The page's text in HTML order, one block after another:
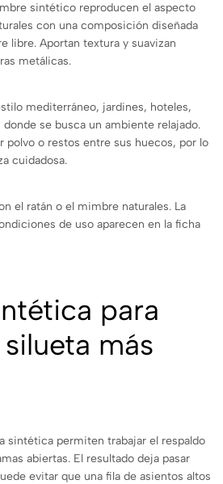
sintético reproducen el aspecto
con una composición diseñada
libre. Aportan textura y suavizan
metálicas.
mediterráneo, jardines, hoteles,
se busca un ambiente relajado.
polvo o restos entre sus huecos, por lo
cuidadosa.
el ratán o el mimbre naturales. La
de uso aparecen en la ficha
para
más
sintética permiten trabajar el respaldo
abiertas. El resultado deja pasar
evitar que una fila de asientos altos